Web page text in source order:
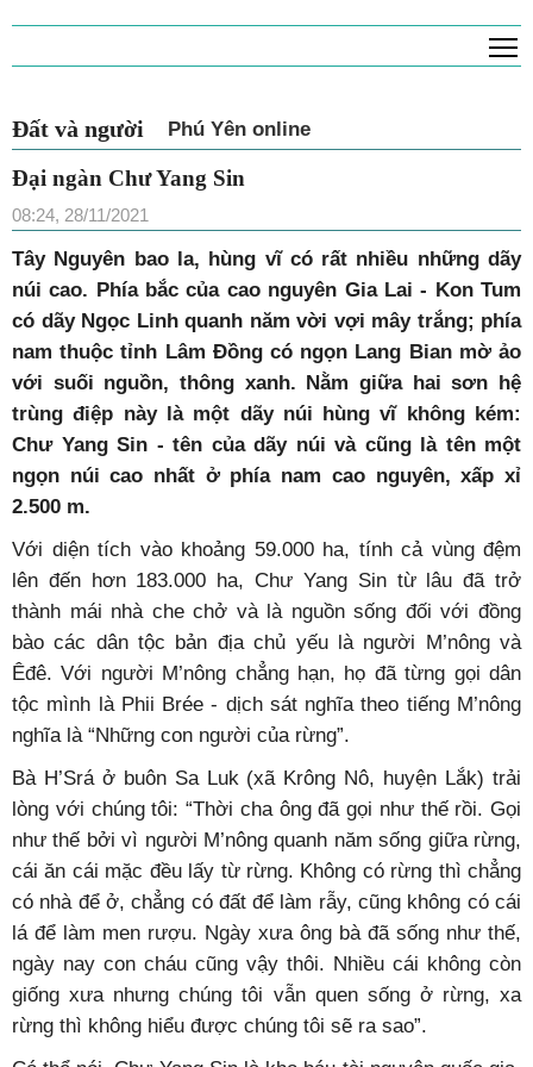
Đất và người Phú Yên online
Đại ngàn Chư Yang Sin
08:24, 28/11/2021
Tây Nguyên bao la, hùng vĩ có rất nhiều những dãy
núi cao. Phía bắc của cao nguyên Gia Lai - Kon Tum
có dãy Ngọc Linh quanh năm vời vợi mây trắng; phía
nam thuộc tỉnh Lâm Đồng có ngọn Lang Bian mờ ảo
với suối nguồn, thông xanh. Nằm giữa hai sơn hệ
trùng điệp này là một dãy núi hùng vĩ không kém:
Chư Yang Sin - tên của dãy núi và cũng là tên một
ngọn núi cao nhất ở phía nam cao nguyên, xấp xỉ
2.500 m.
Với diện tích vào khoảng 59.000 ha, tính cả vùng đệm
lên đến hơn 183.000 ha, Chư Yang Sin từ lâu đã trở
thành mái nhà che chở và là nguồn sống đối với đồng
bào các dân tộc bản địa chủ yếu là người M’nông và
Êđê. Với người M’nông chẳng hạn, họ đã từng gọi dân
tộc mình là Phii Brée - dịch sát nghĩa theo tiếng M’nông
nghĩa là “Những con người của rừng”.
Bà H’Srá ở buôn Sa Luk (xã Krông Nô, huyện Lắk) trải
lòng với chúng tôi: “Thời cha ông đã gọi như thế rồi. Gọi
như thế bởi vì người M’nông quanh năm sống giữa rừng,
cái ăn cái mặc đều lấy từ rừng. Không có rừng thì chẳng
có nhà để ở, chẳng có đất để làm rẫy, cũng không có cái
lá để làm men rượu. Ngày xưa ông bà đã sống như thế,
ngày nay con cháu cũng vậy thôi. Nhiều cái không còn
giống xưa nhưng chúng tôi vẫn quen sống ở rừng, xa
rừng thì không hiểu được chúng tôi sẽ ra sao”.